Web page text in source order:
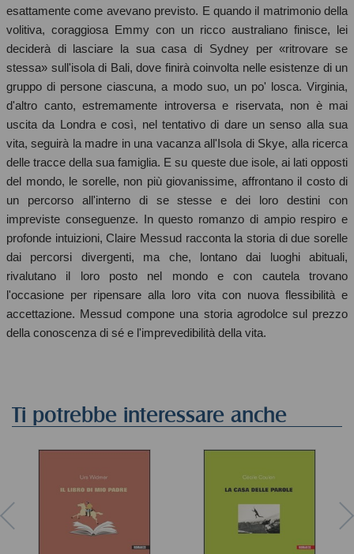
esattamente come avevano previsto. E quando il matrimonio della
volitiva, coraggiosa Emmy con un ricco australiano finisce, lei
deciderà di lasciare la sua casa di Sydney per «ritrovare se
stessa» sull'isola di Bali, dove finirà coinvolta nelle esistenze di un
gruppo di persone ciascuna, a modo suo, un po' losca. Virginia,
d'altro canto, estremamente introversa e riservata, non è mai
uscita da Londra e così, nel tentativo di dare un senso alla sua
vita, seguirà la madre in una vacanza all'Isola di Skye, alla ricerca
delle tracce della sua famiglia. E su queste due isole, ai lati opposti
del mondo, le sorelle, non più giovanissime, affrontano il costo di
un percorso all'interno di se stesse e dei loro destini con
impreviste conseguenze. In questo romanzo di ampio respiro e
profonde intuizioni, Claire Messud racconta la storia di due sorelle
dai percorsi divergenti, ma che, lontano dai luoghi abituali,
rivalutano il loro posto nel mondo e con cautela trovano
l'occasione per ripensare alla loro vita con nuova flessibilità e
accettazione. Messud compone una storia agrodolce sul prezzo
della conoscenza di sé e l'imprevedibilità della vita.
Ti potrebbe interessare anche